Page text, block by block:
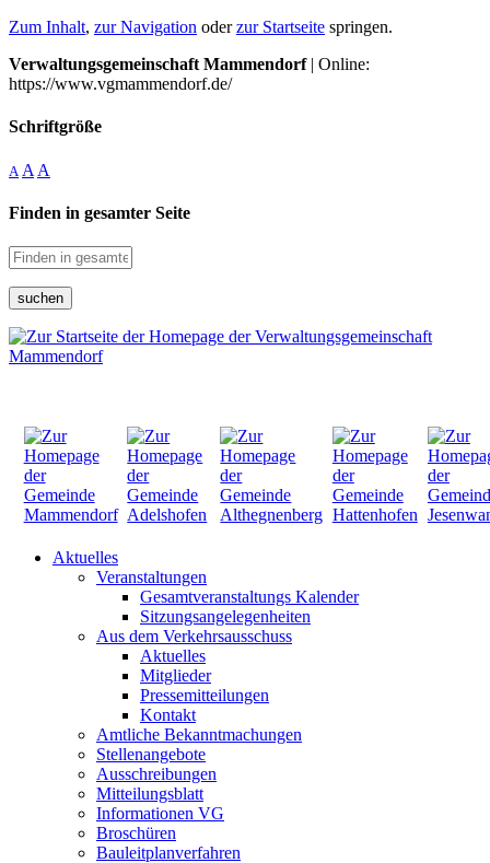
Zum Inhalt, zur Navigation oderzur Startseite springen.
Verwaltungsgemeinschaft Mammendorf| Online:
https://www.vgmammendorf.de/
Schriftgröße
A A A
Finden in gesamter Seite
suchen
Aktuelles
Veranstaltungen
Gesamtveranstaltungs Kalender
Sitzungsangelegenheiten
Aus dem Verkehrsausschuss
Aktuelles
Mitglieder
Pressemitteilungen
Kontakt
Amtliche Bekanntmachungen
Stellenangebote
Ausschreibungen
Mitteilungsblatt
Informationen VG
Broschüren
Bauleitplanverfahren